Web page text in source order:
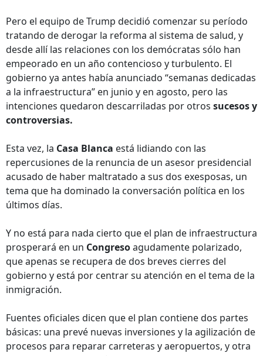
Pero el equipo de Trump decidió comenzar su período
tratando de derogar la reforma al sistema de salud, y
desde allí las relaciones con los demócratas sólo han
empeorado en un año contencioso y turbulento. El
gobierno ya antes había anunciado “semanas dedicadas
a la infraestructura” en junio y en agosto, pero las
intenciones quedaron descarriladas por otros sucesos y
controversias.
Esta vez, la Casa Blanca está lidiando con las
repercusiones de la renuncia de un asesor presidencial
acusado de haber maltratado a sus dos exesposas, un
tema que ha dominado la conversación política en los
últimos días.
Y no está para nada cierto que el plan de infraestructura
prosperará en un Congresoagudamente polarizado,
que apenas se recupera de dos breves cierres del
gobierno y está por centrar su atención en el tema de la
inmigración.
Fuentes oficiales dicen que el plan contiene dos partes
básicas: una prevé nuevas inversiones y la agilización de
procesos para reparar carreteras y aeropuertos, y otra